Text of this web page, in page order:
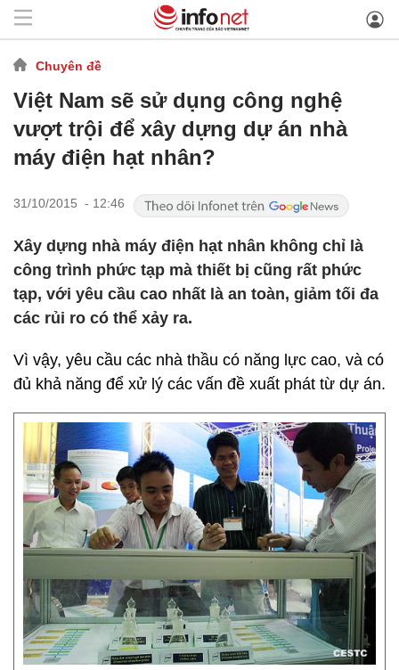
Chuyên đề
Việt Nam sẽ sử dụng công nghệ
vượt trội để xây dựng dự án nhà
máy điện hạt nhân?
31/10/2015 - 12:46
Xây dựng nhà máy điện hạt nhân không chỉ là
công trình phức tạp mà thiết bị cũng rất phức
tạp, với yêu cầu cao nhất là an toàn, giảm tối đa
các rủi ro có thể xảy ra.
Vì vậy, yêu cầu các nhà thầu có năng lực cao, và có
đủ khả năng để xử lý các vấn đề xuất phát từ dự án.